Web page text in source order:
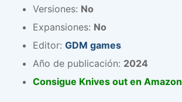
Versiones: No
Expansiones: No
Editor: GDM games
Año de publicación: 2024
Consigue Knives out en Amazon